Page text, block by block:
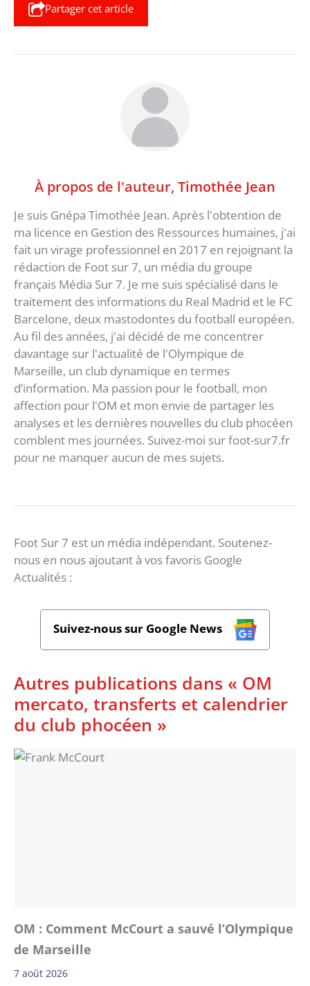
Partager cet article
À propos de l'auteur, Timothée Jean
Je suis Gnépa Timothée Jean. Après l'obtention de
ma licence en Gestion des Ressources humaines, j'ai
fait un virage professionnel en 2017 en rejoignant la
rédaction de Foot sur 7, un média du groupe
français Média Sur 7. Je me suis spécialisé dans le
traitement des informations du Real Madrid et le FC
Barcelone, deux mastodontes du football européen.
Au fil des années, j'ai décidé de me concentrer
davantage sur l'actualité de l'Olympique de
Marseille, un club dynamique en termes
d’information. Ma passion pour le football, mon
affection pour l'OM et mon envie de partager les
analyses et les dernières nouvelles du club phocéen
comblent mes journées. Suivez-moi sur foot-sur7.fr
pour ne manquer aucun de mes sujets.
Foot Sur 7 est un média indépendant. Soutenez-
nous en nous ajoutant à vos favoris Google
Actualités :
Suivez-nous sur Google News
Autres publications dans « OM
mercato, transferts et calendrier
du club phocéen »
OM : Comment McCourt a sauvé l’Olympique
de Marseille
7 août 2026